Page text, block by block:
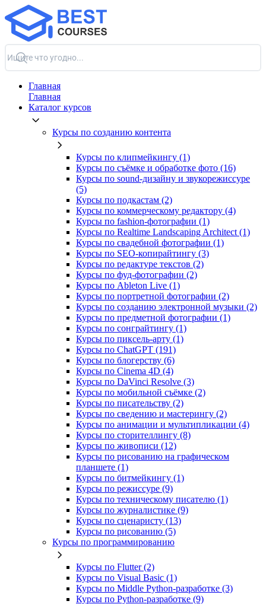
Главная
Главная
Каталог курсов
Курсы по созданию контента
Курсы по клипмейкингу (1)
Курсы по съёмке и обработке фото (16)
Курсы по sound-дизайну и звукорежиссуре
(5)
Курсы по подкастам (2)
Курсы по коммерческому редактору (4)
Курсы по fashion-фотографии (1)
Курсы по Realtime Landscaping Architect (1)
Курсы по свадебной фотографии (1)
Курсы по SEO-копирайтингу (3)
Курсы по редактуре текстов (2)
Курсы по фуд-фотографии (2)
Курсы по Ableton Live (1)
Курсы по портретной фотографии (2)
Курсы по созданию электронной музыки (2)
Курсы по предметной фотографии (1)
Курсы по сонграйтингу (1)
Курсы по пиксель-арту (1)
Курсы по ChatGPT (191)
Курсы по блогерству (6)
Курсы по Cinema 4D (4)
Курсы по DaVinci Resolve (3)
Курсы по мобильной съёмке (2)
Курсы по писательству (2)
Курсы по сведению и мастерингу (2)
Курсы по анимации и мультипликации (4)
Курсы по сторителлингу (8)
Курсы по живописи (12)
Курсы по рисованию на графическом
планшете (1)
Курсы по битмейкингу (1)
Курсы по режиссуре (9)
Курсы по техническому писателю (1)
Курсы по журналистике (9)
Курсы по сценаристу (13)
Курсы по рисованию (5)
Курсы по программированию
Курсы по Flutter (2)
Курсы по Visual Basic (1)
Курсы по Middle Python-разработке (3)
Курсы по Python-разработке (9)